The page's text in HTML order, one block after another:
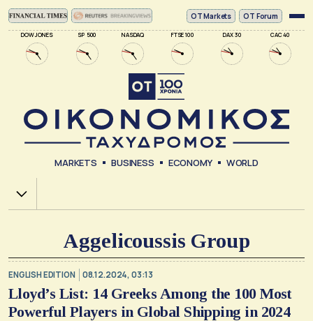
DOW JONES SP 500 NASDAQ FTSE 100 DAX 30 CAC 40
ΟΤ Markets OT Forum
MARKETS BUSINESS ECONOMY WORLD
Χ.Α.
Aggelicoussis Group
ENGLISH EDITION 08.12.2024, 03:13
Lloyd’s List: 14 Greeks Among the 100 Most
Powerful Players in Global Shipping in 2024